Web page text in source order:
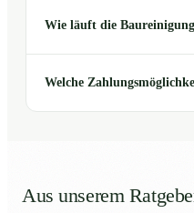
Wie läuft die
Welche
Aus unserem